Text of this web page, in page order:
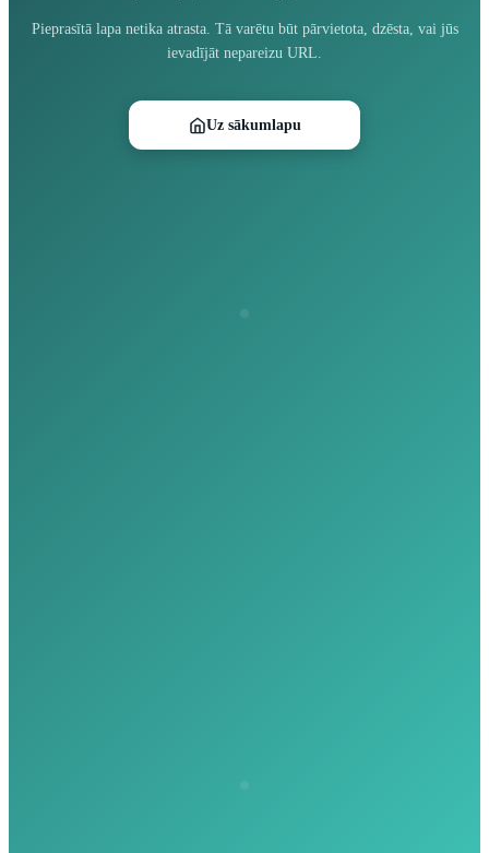
Pieprasītā lapa netika atrasta. Tā varētu būt pārvietota, dzēsta, vai jūs
ievadījāt nepareizu URL.
Uz sākumlapu